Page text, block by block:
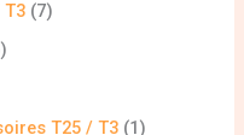
T3 7
T25 / T3 1